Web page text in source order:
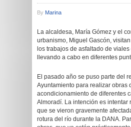
By Marina
La alcaldesa, María Gómez y el
urbanismo, Miguel Gascón,
los trabajos de asfaltado de
llevando a cabo en diferentes
El pasado año se puso parte del
Ayuntamiento para realizar obras
acondicionamiento de diferentes
Almoradí. La intención es intentar
que se vieron gravemente
rotura del río durante la DANA.